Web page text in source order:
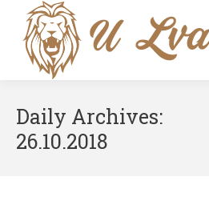
Daily Archives:
26.10.2018